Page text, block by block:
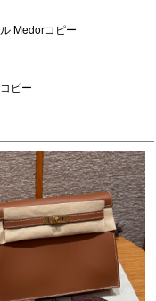
Medorコピー
ピー